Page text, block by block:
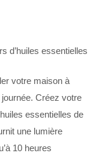
d’huiles essentielles
votre maison à
Créez votre
essentielles de
une lumière
10 heures